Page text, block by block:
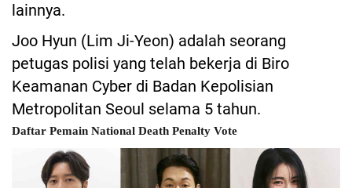
lainnya.
Joo Hyun (Lim Ji-Yeon) adalah seorang
petugas polisi yang telah bekerja di Biro
Keamanan Cyber di Badan Kepolisian
Metropolitan Seoul selama 5 tahun.
Daftar Pemain National Death Penalty Vote